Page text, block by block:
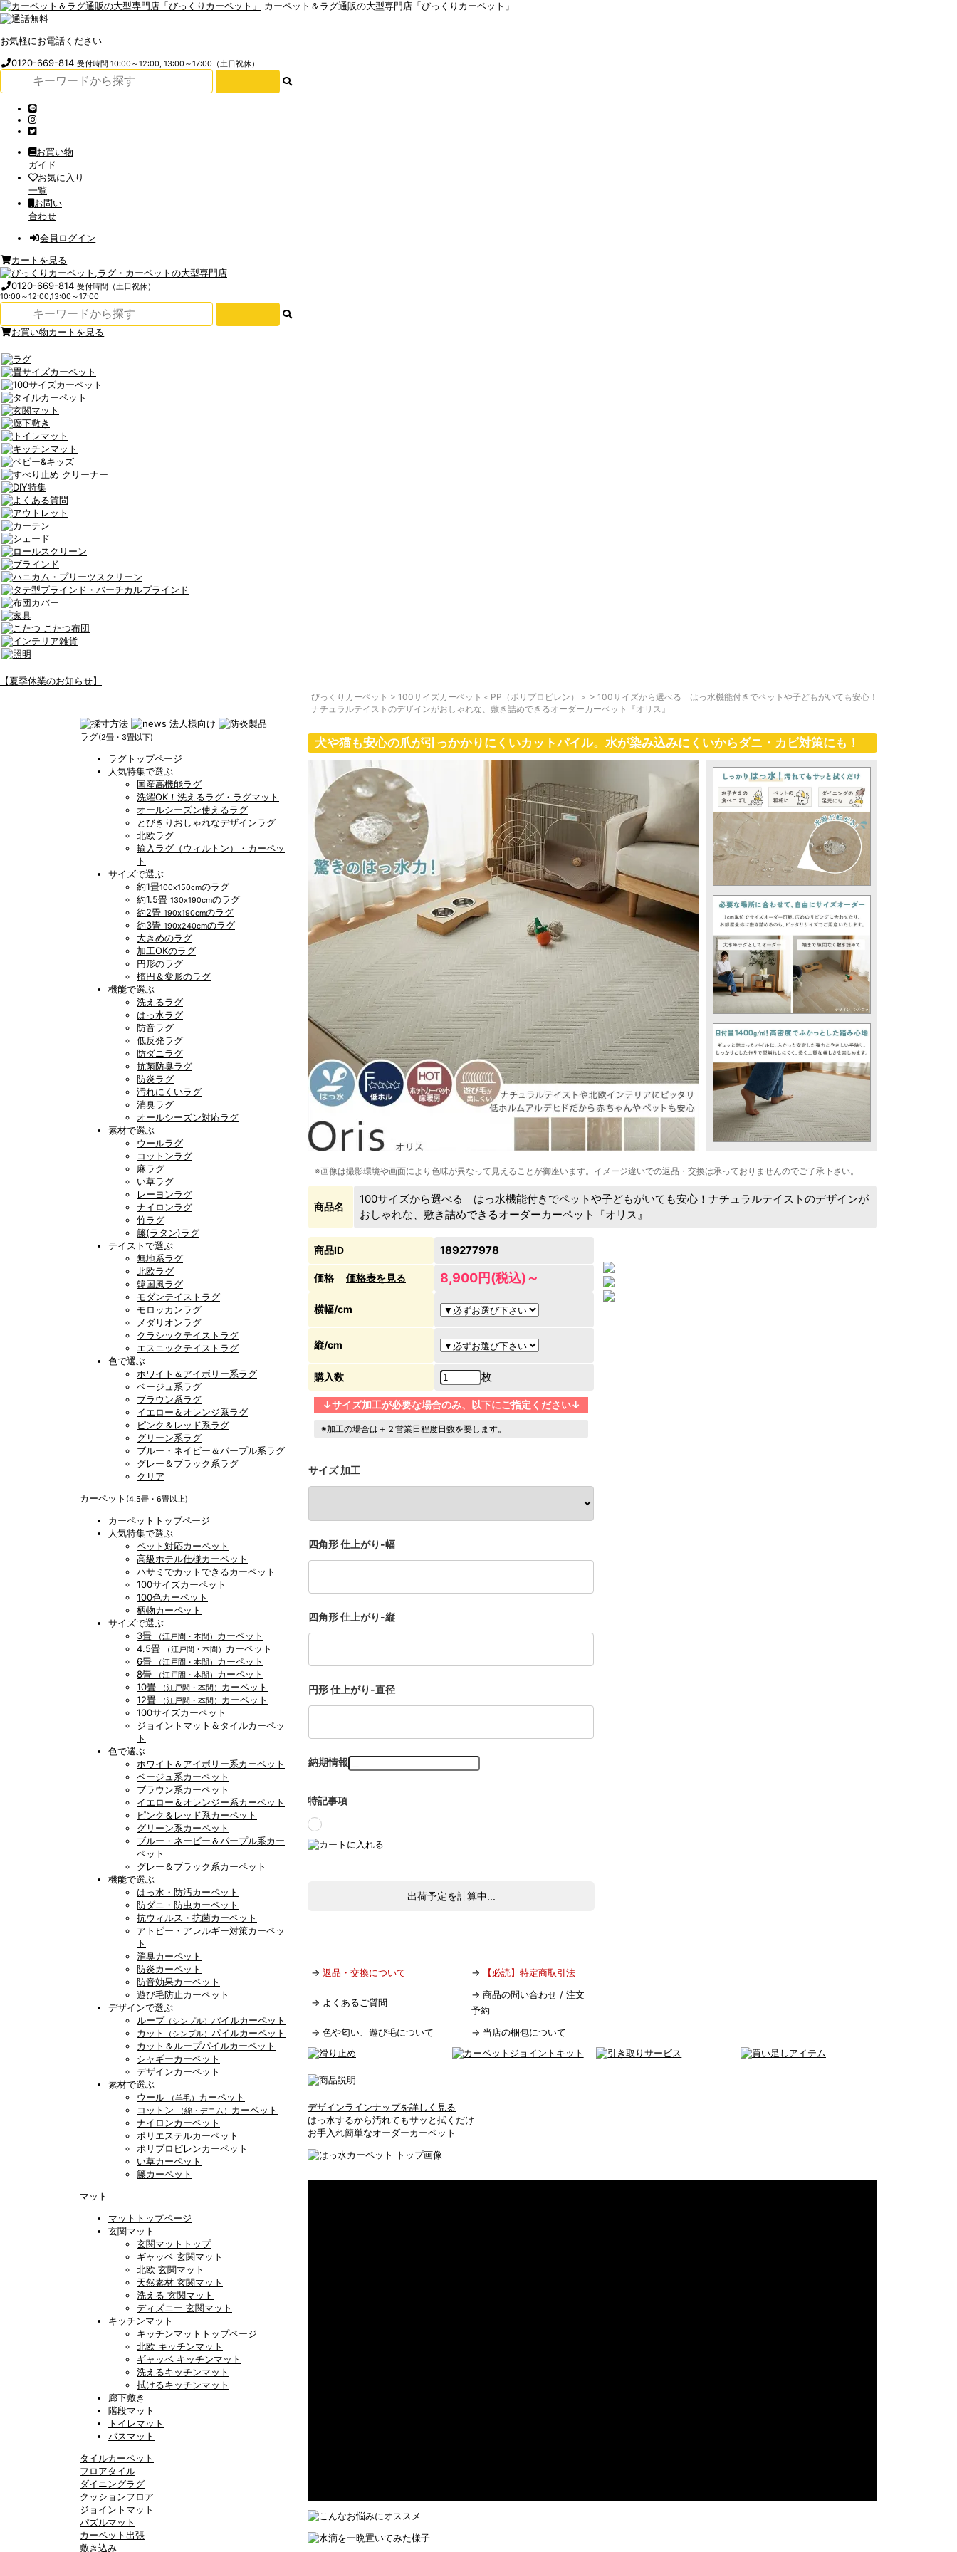
カーペット＆ラグ通販の大型専門店「びっくりカーペット」
お気軽にお電話ください
0120-669-814受付時間 10:00～12:00, 13:00～17:00（土日祝休）
お買い物
ガイド
お気に入り
一覧
お問い
合わせ
会員ログイン
カートを見る
0120-669-814受付時間（土日祝休）
10:00～12:00,13:00～17:00
お買い物カートを見る
【夏季休業のお知らせ】
ラグ(2畳・3畳以下)
ラグトップページ
人気特集で選ぶ
国産高機能ラグ
洗濯OK！洗えるラグ・ラグマット
オールシーズン使えるラグ
とびきりおしゃれなデザインラグ
北欧ラグ
輸入ラグ（ウィルトン）・カーペッ
ト
サイズで選ぶ
約1畳100x150cmのラグ
約1.5畳 130x190cmのラグ
約2畳 190x190cmのラグ
約3畳 190x240cmのラグ
大きめのラグ
加工OKのラグ
円形のラグ
楕円＆変形のラグ
機能で選ぶ
洗えるラグ
はっ水ラグ
防音ラグ
低反発ラグ
防ダニラグ
抗菌防臭ラグ
防炎ラグ
汚れにくいラグ
消臭ラグ
オールシーズン対応ラグ
素材で選ぶ
ウールラグ
コットンラグ
麻ラグ
い草ラグ
レーヨンラグ
ナイロンラグ
竹ラグ
籐(ラタン)ラグ
テイストで選ぶ
無地系ラグ
北欧ラグ
韓国風ラグ
モダンテイストラグ
モロッカンラグ
メダリオンラグ
クラシックテイストラグ
エスニックテイストラグ
色で選ぶ
ホワイト＆アイボリー系ラグ
ベージュ系ラグ
ブラウン系ラグ
イエロー＆オレンジ系ラグ
ピンク＆レッド系ラグ
グリーン系ラグ
ブルー・ネイビー＆パープル系ラグ
グレー＆ブラック系ラグ
クリア
カーペット (4.5畳・6畳以上)
カーペットトップページ
人気特集で選ぶ
ペット対応カーペット
高級ホテル仕様カーペット
ハサミでカットできるカーペット
100サイズカーペット
100色カーペット
柄物カーペット
サイズで選ぶ
3畳
（江戸間・本間） カーペット
4.5畳
（江戸間・本間） カーペット
6畳
（江戸間・本間） カーペット
8畳
（江戸間・本間） カーペット
10畳
（江戸間・本間） カーペット
12畳
（江戸間・本間） カーペット
100サイズカーペット
ジョイントマット＆タイルカーペッ
ト
色で選ぶ
ホワイト＆アイボリー系カーペット
ベージュ系カーペット
ブラウン系カーペット
イエロー＆オレンジー系カーペット
ピンク＆レッド系カーペット
グリーン系カーペット
ブルー・ネービー＆パープル系カー
ペット
グレー＆ブラック系カーペット
機能で選ぶ
はっ水・防汚カーペット
防ダニ・防虫カーペット
抗ウィルス・抗菌カーペット
アトピー・アレルギー対策カーペッ
ト
消臭カーペット
防炎カーペット
防音効果カーペット
遊び毛防止カーペット
デザインで選ぶ
ループ （シンプル） パイルカーペット
カット
（シンプル） パイルカーペット
カット＆ループパイルカーペット
シャギーカーペット
デザインカーペット
素材で選ぶ
ウール
（羊毛） カーペット
コットン
（綿・デニム） カーペット
ナイロンカーペット
ポリエステルカーペット
ポリプロピレンカーペット
い草カーペット
籐カーペット
マット
マットトップページ
玄関マット
玄関マットトップ
ギャッベ 玄関マット
北欧 玄関マット
天然素材 玄関マット
洗える 玄関マット
ディズニー 玄関マット
キッチンマット
キッチンマットトップページ
北欧 キッチンマット
ギャッベ キッチンマット
洗えるキッチンマット
拭けるキッチンマット
廊下敷き
階段マット
トイレマット
バスマット
タイルカーペット
フロアタイル
ダイニングラグ
クッションフロア
ジョイントマット
パズルマット
カーペット出張
敷き込み
びっくりカーペット > 100サイズカーペット＜PP（ポリプロピレン）＞ > 100サイズから選べる はっ水機能付きでペットや子どもがいても安心！
ナチュラルテイストのデザインがおしゃれな、敷き詰めできるオーダーカーペット『オリス』
犬や猫も安心の爪が引っかかりにくいカットパイル。水が染み込みにくいからダニ・カビ対策にも！
※画像は撮影環境や画面により色味が異なって見えることが御座います。イメージ違いでの返品・交換は承っておりませんのでご了承下さい。
商品名
100サイズから選べる はっ水機能付きでペットや子どもがいても安心！ナチュラルテイストのデザインが
おしゃれな、敷き詰めできるオーダーカーペット『オリス』
商品ID 189277978
価格 価格表を見る 8,900円(税込)～
横幅/cm
縦/cm
購入数 枚
↓サイズ加工が必要な場合のみ、以下にご指定ください↓
※加工の場合は＋２営業日程度日数を要します。
サイズ 加工
四角形 仕上がり-幅
四角形 仕上がり-縦
円形 仕上がり-直径
納期情報
特記事項
出荷予定を計算中...
→ 返品・交換について → 【必読】特定商取引法
→ よくあるご質問
→ 商品の問い合わせ / 注文
予約
→ 色や匂い、遊び毛について → 当店の梱包について
デザインラインナップを詳しく見る
はっ水するから汚れてもサッと拭くだけ
お手入れ簡単なオーダーカーペット